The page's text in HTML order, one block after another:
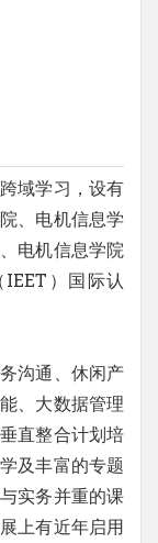
域学习，设有
、电机信息学
电机信息学院
）国际认
沟通、休闲产
、大数据管理
直整合计划培
及丰富的专题
实务并重的课
上有近年启用